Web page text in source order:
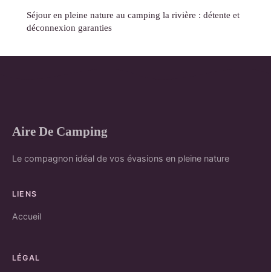
Séjour en pleine nature au camping la rivière : détente et
déconnexion garanties
Aire De Camping
Le compagnon idéal de vos évasions en pleine nature
LIENS
Accueil
LÉGAL